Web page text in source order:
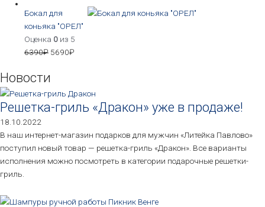
Бокал для
коньяка "ОРЕЛ"
Оценка 0 из 5
6390₽ 5690₽
Новости
Решетка-гриль «Дракон» уже в продаже!
18.10.2022
В наш интернет-магазин подарков для мужчин «Литейка Павлово»
поступил новый товар — решетка-гриль «Дракон». Все варианты
исполнения можно посмотреть в категории подарочные решетки-
гриль.